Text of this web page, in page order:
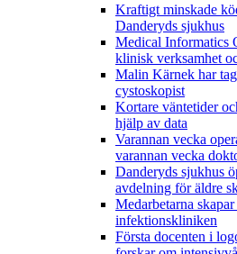
Kraftigt minskade
Danderyds sjukhus
Medical Informatics
klinisk verksamhet
Malin Kärnek har
cystoskopist
Kortare väntetider
hjälp av data
Varannan vecka
varannan vecka
Danderyds sjukhus
avdelning för äldre
Medarbetarna
infektionskliniken
Första docenten i